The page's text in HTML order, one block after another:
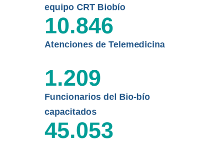
equipo CRT Biobío
Atenciones de Telemedicina
10.846
Funcionarios del Bio-bío
capacitados
1.209
45.053